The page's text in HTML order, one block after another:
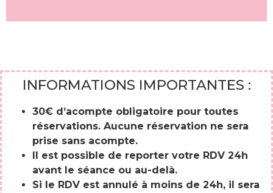
INFORMATIONS IMPORTANTES :
30€ d’acompte obligatoire pour toutes
réservations. Aucune réservation ne sera
prise sans acompte.
Il est possible de reporter votre RDV 24h
avant le séance ou au-delà.
Si le RDV est annulé à moins de 24h, il sera